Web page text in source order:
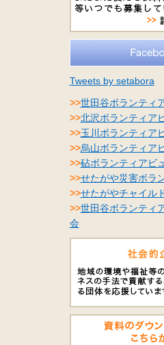
Tweets by setabora
>>世田谷ボランティ
>>北沢ボランティア
>>玉川ボランティア
>>烏山ボランティア
>>砧ボランティアビ
>>せたがや災害ボラ
>>せたがやチャイル
>>世田谷ボランティ
会